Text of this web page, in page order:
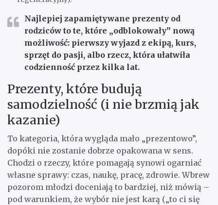
Najlepiej zapamiętywane prezenty od
rodziców to te, które „odblokowały” nową
możliwość: pierwszy wyjazd z ekipą, kurs,
sprzęt do pasji, albo rzecz, która ułatwiła
codzienność przez kilka lat.
Prezenty, które budują
samodzielność (i nie brzmią jak
kazanie)
To kategoria, która wygląda mało „prezentowo”,
dopóki nie zostanie dobrze opakowana w sens.
Chodzi o rzeczy, które pomagają synowi ogarniać
własne sprawy: czas, naukę, pracę, zdrowie. Wbrew
pozorom młodzi doceniają to bardziej, niż mówią –
pod warunkiem, że wybór nie jest karą („to ci się